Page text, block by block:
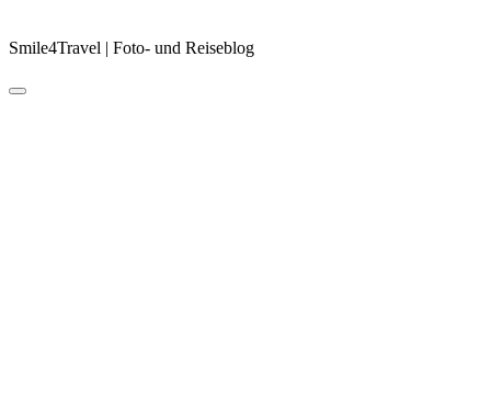
Smile4Travel | Foto- und Reiseblog